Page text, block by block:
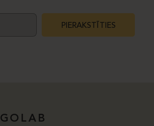
PIERAKSTĪTIES